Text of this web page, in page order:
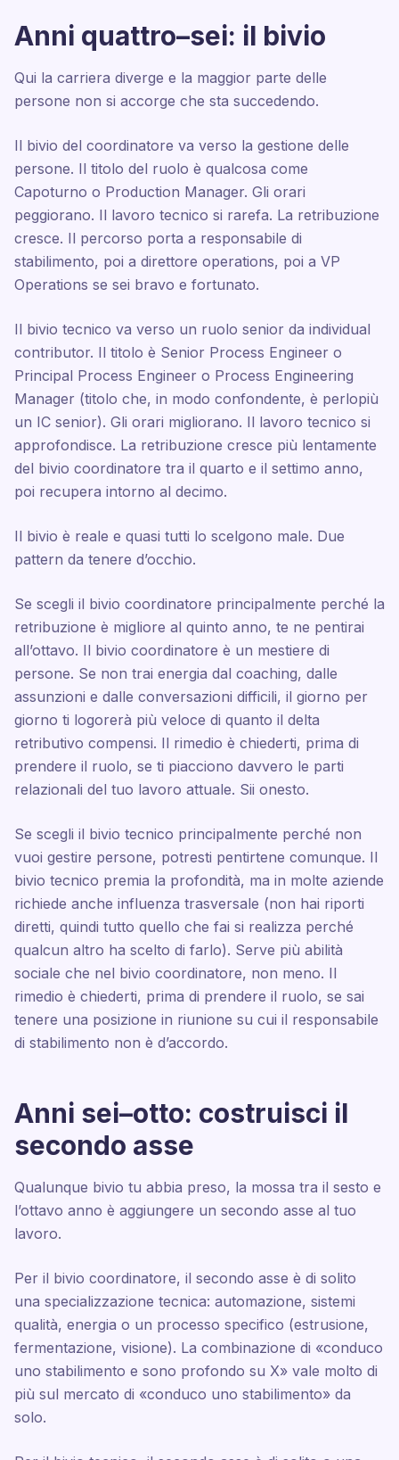
Anni quattro–sei: il bivio
Qui la carriera diverge e la maggior parte delle
persone non si accorge che sta succedendo.
Il bivio del coordinatore va verso la gestione delle
persone. Il titolo del ruolo è qualcosa come
Capoturno o Production Manager. Gli orari
peggiorano. Il lavoro tecnico si rarefa. La retribuzione
cresce. Il percorso porta a responsabile di
stabilimento, poi a direttore operations, poi a VP
Operations se sei bravo e fortunato.
Il bivio tecnico va verso un ruolo senior da individual
contributor. Il titolo è Senior Process Engineer o
Principal Process Engineer o Process Engineering
Manager (titolo che, in modo confondente, è perlopiù
un IC senior). Gli orari migliorano. Il lavoro tecnico si
approfondisce. La retribuzione cresce più lentamente
del bivio coordinatore tra il quarto e il settimo anno,
poi recupera intorno al decimo.
Il bivio è reale e quasi tutti lo scelgono male. Due
pattern da tenere d’occhio.
Se scegli il bivio coordinatore principalmente perché la
retribuzione è migliore al quinto anno, te ne pentirai
all’ottavo. Il bivio coordinatore è un mestiere di
persone. Se non trai energia dal coaching, dalle
assunzioni e dalle conversazioni difficili, il giorno per
giorno ti logorerà più veloce di quanto il delta
retributivo compensi. Il rimedio è chiederti, prima di
prendere il ruolo, se ti piacciono davvero le parti
relazionali del tuo lavoro attuale. Sii onesto.
Se scegli il bivio tecnico principalmente perché non
vuoi gestire persone, potresti pentirtene comunque. Il
bivio tecnico premia la profondità, ma in molte aziende
richiede anche influenza trasversale (non hai riporti
diretti, quindi tutto quello che fai si realizza perché
qualcun altro ha scelto di farlo). Serve più abilità
sociale che nel bivio coordinatore, non meno. Il
rimedio è chiederti, prima di prendere il ruolo, se sai
tenere una posizione in riunione su cui il responsabile
di stabilimento non è d’accordo.
Anni sei–otto: costruisci il
secondo asse
Qualunque bivio tu abbia preso, la mossa tra il sesto e
l’ottavo anno è aggiungere un secondo asse al tuo
lavoro.
Per il bivio coordinatore, il secondo asse è di solito
una specializzazione tecnica: automazione, sistemi
qualità, energia o un processo specifico (estrusione,
fermentazione, visione). La combinazione di «conduco
uno stabilimento e sono profondo su X» vale molto di
più sul mercato di «conduco uno stabilimento» da
solo.